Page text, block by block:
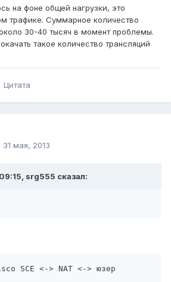
на фоне общей нагрузки, это
трафике. Суммарное количество
30-40 тысяч в момент проблемы.
такое количество трансляций
Цитата
31 мая, 2013
srg555 сказал:
SCE <-> NAT <-> юзер